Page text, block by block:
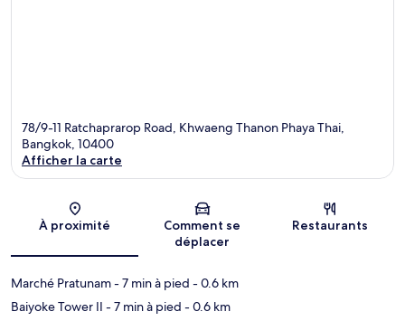
78/9-11 Ratchaprarop Road, Khwaeng Thanon Phaya Thai,
Bangkok, 10400
Afficher la carte
À proximité
Comment se
déplacer
Restaurants
Marché Pratunam- 7 min à pied - 0.6 km
Baiyoke Tower II - 7 min à pied - 0.6 km